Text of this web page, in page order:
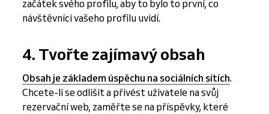
začátek svého profilu, aby to bylo to první, co
návštěvníci vašeho profilu uvidí.
4. Tvořte zajímavý obsah
Obsah je základem úspěchu na sociálních sítích.
Chcete-li se odlišit a přivést uživatele na svůj
rezervační web, zaměřte se na příspěvky, které